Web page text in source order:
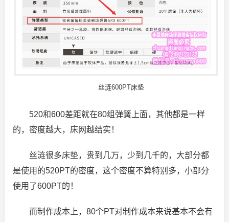
丝涟600PT床垫
520和600差距就在80组弹簧上面，其他都是一样
的，密度越大，床网越结实！
丝涟很多床垫，贵到几万，少到几千的，大部分都
是使用的520PT的密度，这个密度不算特别多，小部分
使用了600PT的！
而制作成本上，80个PT对制作成本来说基本不会有